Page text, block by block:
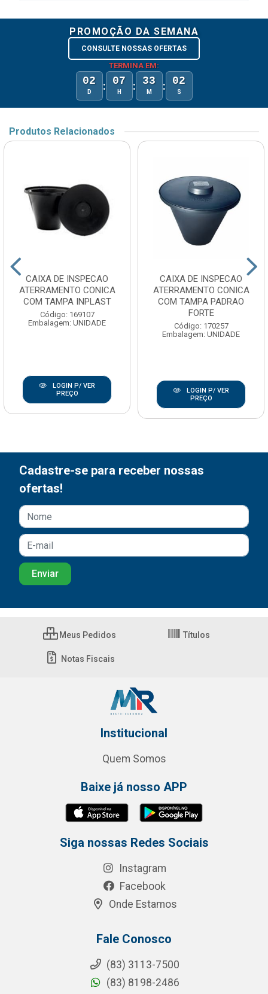
PROMOÇÃO DA SEMANA
CONSULTE NOSSAS OFERTAS
TERMINA EM:
02
D : 07
H : 33
M : 02
S
Produtos Relacionados
CAIXA DE INSPECAO
ATERRAMENTO CONICA
COM TAMPA INPLAST
Código: 169107
Embalagem: UNIDADE
LOGIN P/ VER
PREÇO
CAIXA DE INSPECAO
ATERRAMENTO CONICA
COM TAMPA PADRAO
FORTE
Código: 170257
Embalagem: UNIDADE
LOGIN P/ VER
PREÇO
Cadastre-se para receber nossas
ofertas!
Meus Pedidos Títulos
Notas Fiscais
Institucional
Quem Somos
Baixe já nosso APP
Siga nossas Redes Sociais
Instagram
Facebook
Onde Estamos
Fale Conosco
(83) 3113-7500
(83) 8198-2486